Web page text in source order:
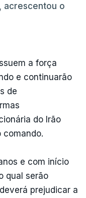
acrescentou o
a força
e continuarão
de
do Irão
comando.
e com início
qual serão
prejudicar a